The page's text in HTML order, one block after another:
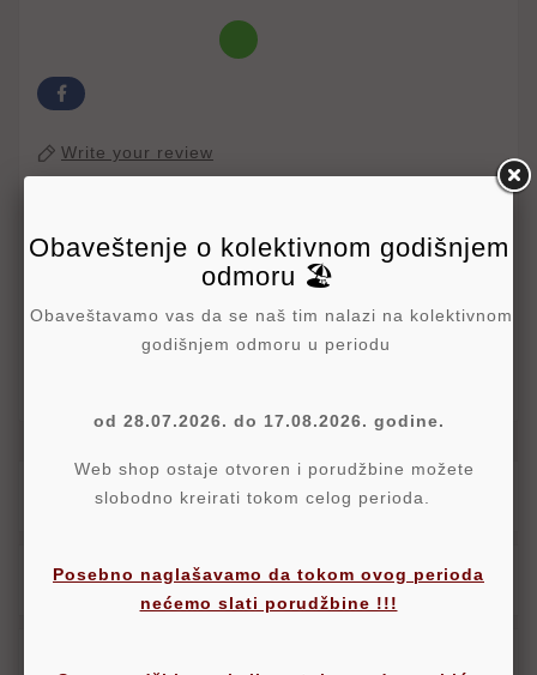
Write your review
Politika Sigurnosti
Opis
Detalji
Obaveštenje o kolektivnom godišnjem
odmoru 🏖️
Obaveštavamo vas da se naš tim nalazi na kolektivnom
godišnjem odmoru u periodu
od 28.07.2026. do 17.08.2026. godine.
Web shop ostaje otvoren i porudžbine možete
slobodno kreirati tokom celog perioda.
Posebno naglašavamo da tokom ovog perioda
nećemo slati porudžbine !!!